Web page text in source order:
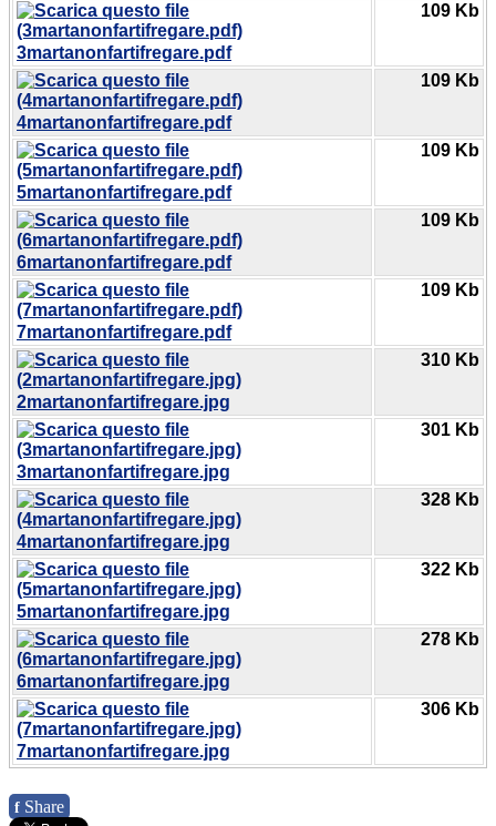
3martanonfartifregare.pdf
109 Kb
4martanonfartifregare.pdf
109 Kb
5martanonfartifregare.pdf
109 Kb
6martanonfartifregare.pdf
109 Kb
7martanonfartifregare.pdf
109 Kb
2martanonfartifregare.jpg
310 Kb
3martanonfartifregare.jpg
301 Kb
4martanonfartifregare.jpg
328 Kb
5martanonfartifregare.jpg
322 Kb
6martanonfartifregare.jpg
278 Kb
7martanonfartifregare.jpg
306 Kb
f Share